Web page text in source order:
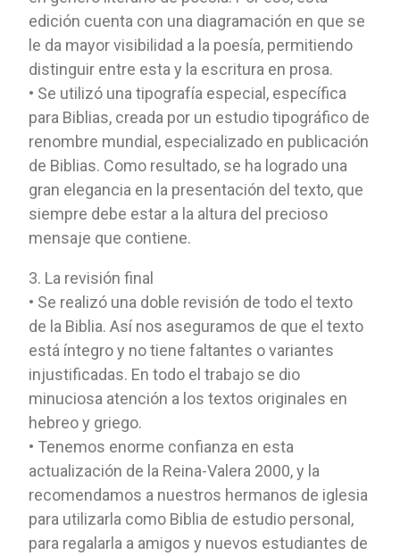
edición cuenta con una diagramación en que se
le da mayor visibilidad a la poesía, permitiendo
distinguir entre esta y la escritura en prosa.
• Se utilizó una tipografía especial, específica
para Biblias, creada por un estudio tipográfico de
renombre mundial, especializado en publicación
de Biblias. Como resultado, se ha logrado una
gran elegancia en la presentación del texto, que
siempre debe estar a la altura del precioso
mensaje que contiene.
3. La revisión final
• Se realizó una doble revisión de todo el texto
de la Biblia. Así nos aseguramos de que el texto
está íntegro y no tiene faltantes o variantes
injustificadas. En todo el trabajo se dio
minuciosa atención a los textos originales en
hebreo y griego.
• Tenemos enorme confianza en esta
actualización de la Reina-Valera 2000, y la
recomendamos a nuestros hermanos de iglesia
para utilizarla como Biblia de estudio personal,
para regalarla a amigos y nuevos estudiantes de